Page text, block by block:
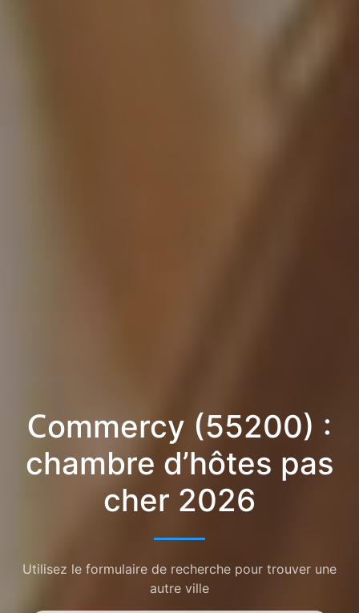
Commercy (55200) :
chambre d’hôtes pas
cher 2026
Utilisez le formulaire de recherche pour trouver une
autre ville